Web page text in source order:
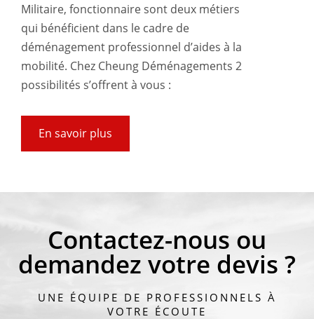
Militaire, fonctionnaire sont deux métiers
qui bénéficient dans le cadre de
déménagement professionnel d’aides à la
mobilité. Chez Cheung Déménagements 2
possibilités s’offrent à vous :
En savoir plus
Contactez-nous ou
demandez votre devis ?
UNE ÉQUIPE DE PROFESSIONNELS À
VOTRE ÉCOUTE